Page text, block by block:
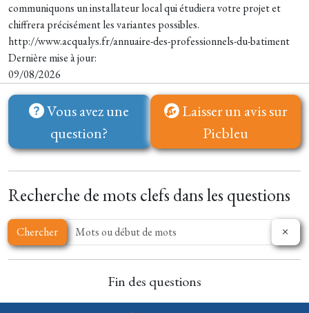
communiquons un installateur local qui étudiera votre projet et
chiffrera précisément les variantes possibles.
http://www.acqualys.fr/annuaire-des-professionnels-du-batiment
Dernière mise à jour:
09/08/2026
Vous avez une
question?
Laisser un avis sur
Picbleu
Recherche de mots clefs dans les questions
Chercher
Fin des questions